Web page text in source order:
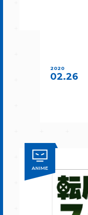
2020
02.26
ANIME